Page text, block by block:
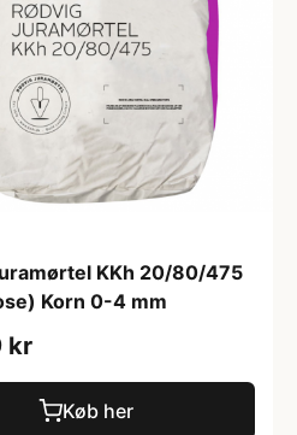
KKh 20/80/475
Korn 0-4 mm
kr
Køb her